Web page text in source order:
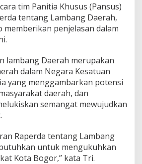
tim Panitia Khusus (Pansus)
tentang Lambang Daerah,
memberikan penjelasan dalam
lambang Daerah merupakan
dalam Negara Kesatuan
yang menggambarkan potensi
daerah, dan
semangat mewujudkan
Raperda tentang Lambang
untuk mengukuhkan
Kota Bogor,” kata Tri.